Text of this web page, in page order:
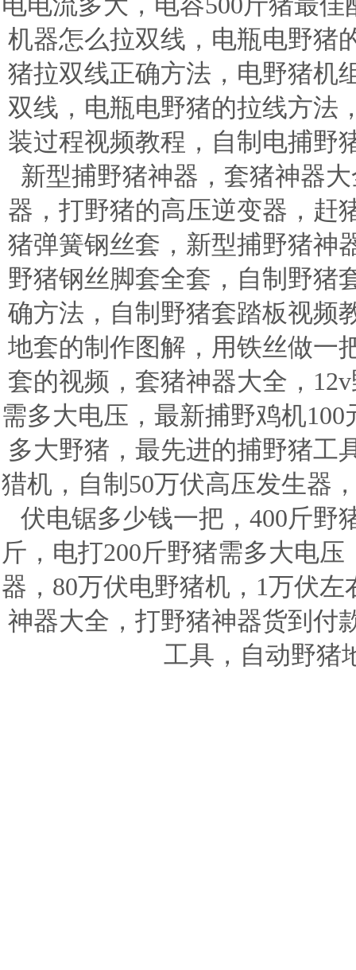
机器怎么拉双线，电瓶电野猪
猪拉双线正确方法，电野猪机
双线，电瓶电野猪的拉线方法
装过程视频教程，自制电捕野
新型捕野猪神器，套猪神器
器，打野猪的高压逆变器，赶
猪弹簧钢丝套，新型捕野猪神
野猪钢丝脚套全套，自制野猪
确方法，自制野猪套踏板视频
地套的制作图解，用铁丝做一
套的视频，套猪神器大全，
需多大电压，最新捕野鸡机
多大野猪，最先进的捕野猪工
猎机，自制50万伏高压发生器
伏电锯多少钱一把，400斤野
斤，电打200斤野猪需多大电
器，80万伏电野猪机，1万伏
神器大全，打野猪神器货到付
工具，自动野